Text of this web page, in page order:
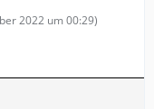
2022 um 00:29)